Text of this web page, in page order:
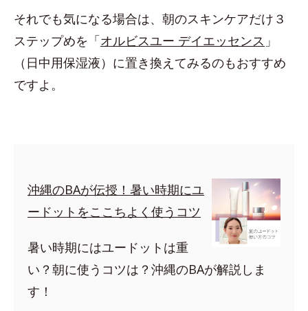
それでも気になる場合は、朝のスキンケアだけ３
ステップめを「オルビスユー デイエッセンス 」
（日中用保湿液）に置き換えてみるのもおすすめ
ですよ。
沖縄のBAが伝授！暑い時期にユ
ードットをここちよく使うコツ
暑い時期にはユードットは重
い？朝に使うコツは？沖縄のBAが解説しま
す！